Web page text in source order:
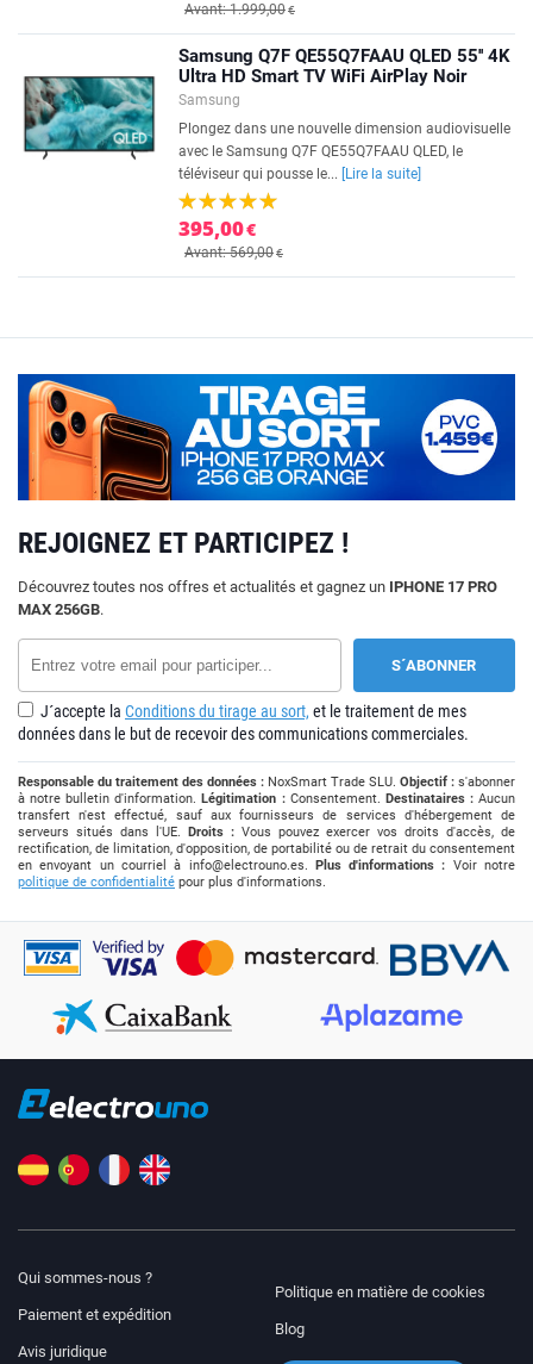
Avant: 1.999,00€
Samsung Q7F QE55Q7FAAU QLED 55'' 4K
Ultra HD Smart TV WiFi AirPlay Noir
Samsung
Plongez dans une nouvelle dimension audiovisuelle
avec le Samsung Q7F QE55Q7FAAU QLED, le
téléviseur qui pousse le...
[Lire la suite]
395,00€
Avant: 569,00€
REJOIGNEZ ET PARTICIPEZ !
Découvrez toutes nos offres et actualités et gagnez un IPHONE 17 PRO
MAX 256GB.
J´accepte la Conditions du tirage au sort, et le traitement de mes
données dans le but de recevoir des communications commerciales.
Responsable du traitement des données : NoxSmart Trade SLU. Objectif : s'abonner
à notre bulletin d'information.Légitimation :Consentement. Destinataires :Aucun
transfert n'est effectué, sauf aux fournisseurs de services d'hébergement de
serveurs situés dans l'UE. Droits : Vous pouvez exercer vos droits d'accès, de
rectification, de limitation, d'opposition, de portabilité ou de retrait du consentement
en envoyant un courriel à info@electrouno.es. Plus d'informations : Voir notre
politique de confidentialité pour plus d'informations.
Qui sommes-nous ?
Paiement et expédition
Avis juridique
Politique en matière de cookies
Blog